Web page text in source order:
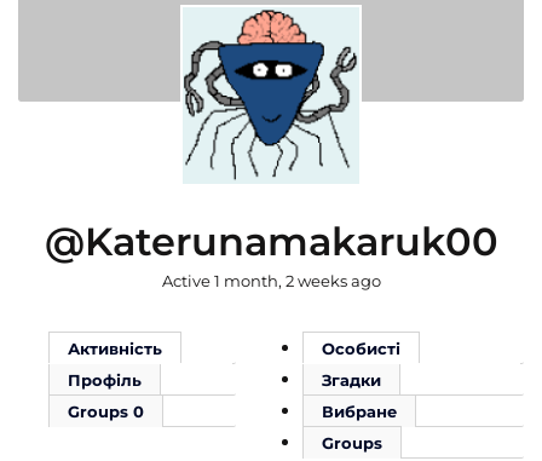
@katerunamakaruk00
Active 1 month, 2 weeks ago
Активність
Профіль
Groups 0
Особисті
Згадки
Вибране
Groups